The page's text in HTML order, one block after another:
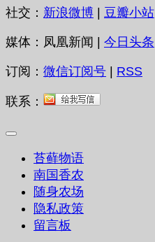
社交： 新浪微博 豆瓣小站
媒体：凤凰新闻 | 今日头条
订阅： 微信订阅号 RSS
联系：
苔藓物语
南国香农
随身农场
隐私政策
留言板